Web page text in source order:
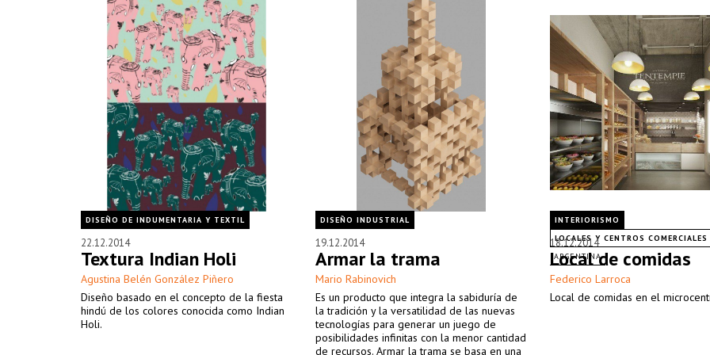
DISEÑO DE INDUMENTARIA Y TEXTIL
22.12.2014
Textura Indian Holi
Agustina Belén González Piñero
Diseño basado en el concepto de la fiesta
hindú de los colores conocida como Indian
Holi.
DISEÑO INDUSTRIAL
19.12.2014
Armar la trama
Mario Rabinovich
Es un producto que integra la sabiduría de
la tradición y la versatilidad de las nuevas
tecnologías para generar un juego de
posibilidades infinitas con la menor cantidad
de recursos. Armar la trama se basa en una
INTERIORISMO
LOCALES Y CENTROS COMERCIALES
ARGENTINA
18.12.2014
Local de comidas
Federico Larroca
Local de comidas en el